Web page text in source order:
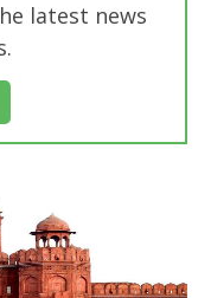
latest news